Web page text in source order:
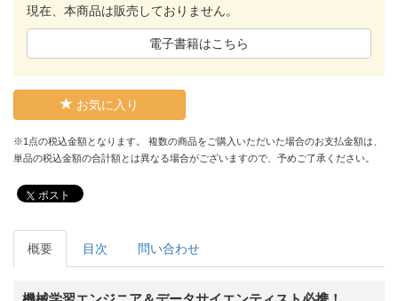
現在、本商品は販売しておりません。
電子書籍はこちら
お気に入り
※1点の税込金額となります。 複数の商品をご購入いただいた場合のお支払金額は、
単品の税込金額の合計額とは異なる場合がございますので、予めご了承ください。
ポスト
概要 目次 問い合わせ